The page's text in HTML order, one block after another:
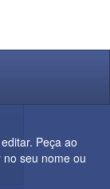
Peça ao
seu nome ou